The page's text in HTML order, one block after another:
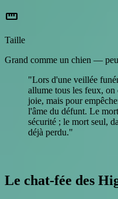
straighten
Taille
Grand comme un chien —
"Lors d'une veillée
allume tous les feux,
joie, mais pour
l'âme du défunt. Le
sécurité ; le mort seul,
déjà perdu."
Le chat-fée des